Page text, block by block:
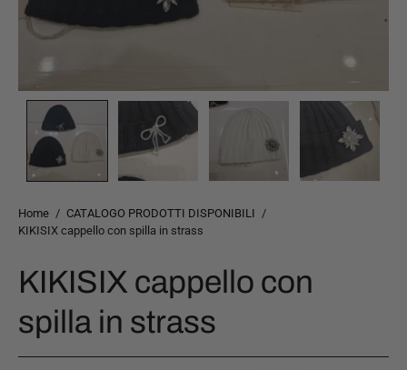
Home / CATALOGO PRODOTTI DISPONIBILI /
KIKISIX cappello con spilla in strass
KIKISIX cappello con
spilla in strass